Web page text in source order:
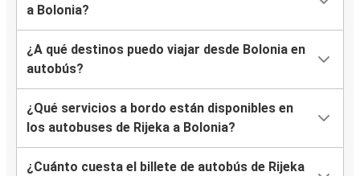
a Bolonia?
¿A qué destinos puedo viajar desde Bolonia en
autobús?
¿Qué servicios a bordo están disponibles en
los autobuses de Rijeka a Bolonia?
¿Cuánto cuesta el billete de autobús de Rijeka